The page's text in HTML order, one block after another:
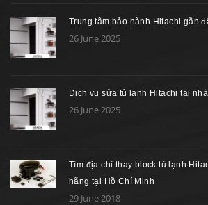
Trung tâm bảo hành Hitachi gần
26 June 2025
Dịch vụ sửa tủ lạnh Hitachi tại nhà
26 June 2025
Tìm địa chỉ thay block tủ lạnh
hãng tại Hồ Chí Minh
29 June 2018